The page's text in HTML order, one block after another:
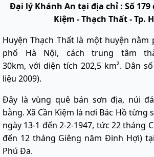
Đại lý Khánh An tại địa chỉ : Số 179
Kiệm - Thạch Thất - Tp.
Huyện Thạch Thất là một huyện nằm
phố Hà Nội, cách trung tâm
30km, với diện tích 202,5 km². Dân
liệu 2009).
Đây là vùng quê bán sơn địa, núi
bằng. Xã Cần Kiệm là nơi Bác Hồ từng
ngày 13-1 đến 2-2-1947, tức 22 tháng
đến 12 tháng Giêng năm Đinh Hợi)
Phú Đa.